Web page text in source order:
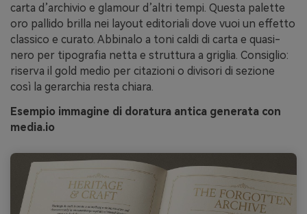
carta d’archivio e glamour d’altri tempi. Questa palette
oro pallido brilla nei layout editoriali dove vuoi un effetto
classico e curato. Abbinalo a toni caldi di carta e quasi-
nero per tipografia netta e struttura a griglia. Consiglio:
riserva il gold medio per citazioni o divisori di sezione
così la gerarchia resta chiara.
Esempio immagine di doratura antica generata con
media.io